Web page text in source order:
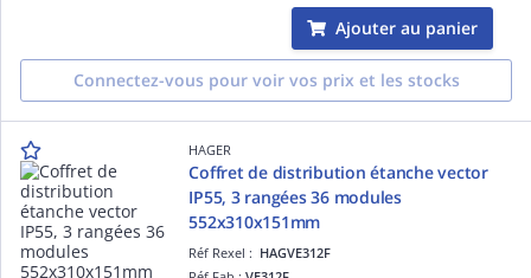
Ajouter au panier
Connectez-vous pour voir vos prix et les stocks
HAGER
Coffret de distribution étanche vector
IP55, 3 rangées 36 modules
552x310x151mm
Réf Rexel : HAGVE312F